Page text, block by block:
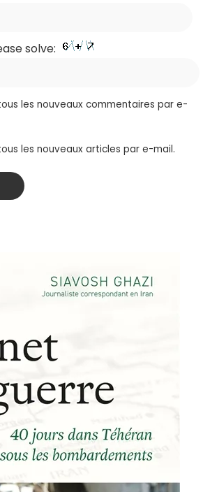
solve:
les nouveaux commentaires par e-
les nouveaux articles par e-mail.